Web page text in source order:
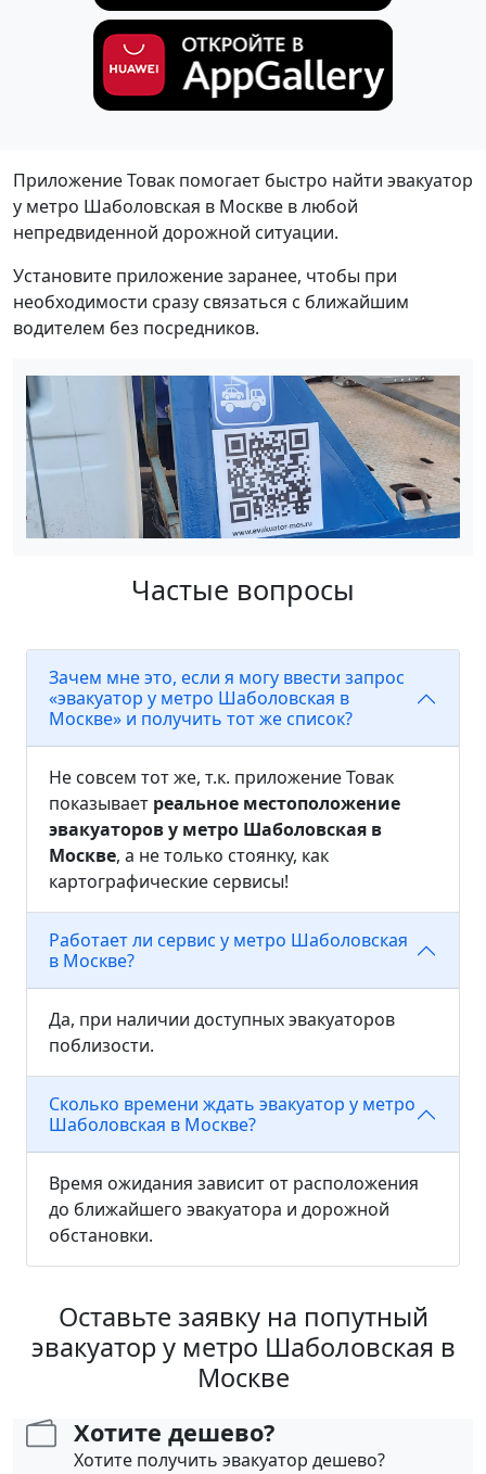
Приложение Товак помогает быстро найти эвакуатор
у метро Шаболовская в Москве в любой
непредвиденной дорожной ситуации.
Установите приложение заранее, чтобы при
необходимости сразу связаться с ближайшим
водителем без посредников.
Частые вопросы
Зачем мне это, если я могу ввести запрос
«эвакуатор у метро Шаболовская в
Москве» и получить тот же список?
Не совсем тот же, т.к. приложение Товак
показывает реальное местоположение
эвакуаторов у метро Шаболовская в
Москве, а не только стоянку, как
картографические сервисы!
Работает ли сервис у метро Шаболовская
в Москве?
Да, при наличии доступных эвакуаторов
поблизости.
Сколько времени ждать эвакуатор у метро
Шаболовская в Москве?
Время ожидания зависит от расположения
до ближайшего эвакуатора и дорожной
обстановки.
Оставьте заявку на попутный
эвакуатор у метро Шаболовская в
Москве
Хотите дешево?
Хотите получить эвакуатор дешево?